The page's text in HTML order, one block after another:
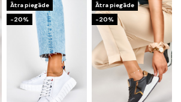
Ātra piegāde
-20%
Ātra piegāde
-20%